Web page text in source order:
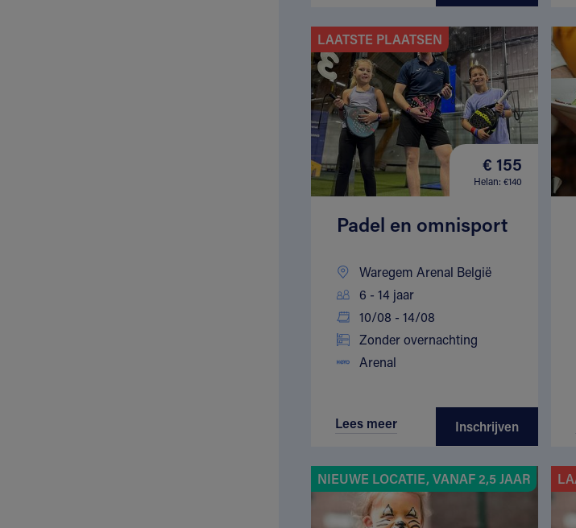
LAATSTE PLAATSEN
€ 155
Helan: €140
Padel en omnisport
Waregem Arenal België
6 - 14 jaar
10/08 - 14/08
Zonder overnachting
Arenal
Lees meer Inschrijven
NIEUWE LOCATIE, VANAF 2,5 JAAR